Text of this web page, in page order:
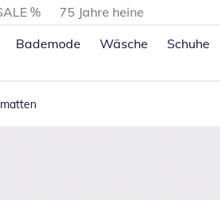
%
75 Jahre heine
Bademode Wäsche Schuhe